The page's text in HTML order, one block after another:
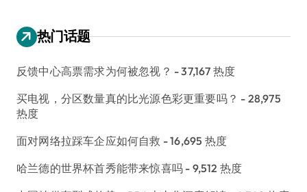
热门话题
反馈中心高票需求为何被忽视？ - 37,167 热度
买电视，分区数量真的比光源色彩更重要吗？ - 28,975
热度
面对网络拉踩车企应如何自救 - 16,695 热度
哈兰德的世界杯首秀能带来惊喜吗 - 9,512 热度